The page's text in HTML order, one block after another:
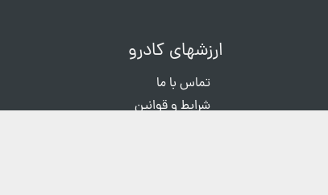
ارزشهای کادرو
تماس با ما
شرایط و قوانین